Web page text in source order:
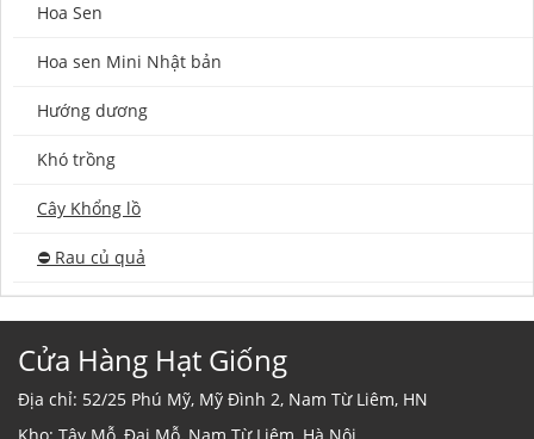
Hoa Sen
Hoa sen Mini Nhật bản
Hướng dương
Khó trồng
Cây Khổng lồ
⛔️ Rau củ quả
Cửa Hàng Hạt Giống
Địa chỉ: 52/25 Phú Mỹ, Mỹ Đình 2, Nam Từ Liêm, HN